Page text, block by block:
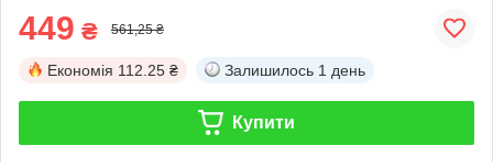
449 ₴ 561,25 ₴
Економія 112.25 ₴ Залишилось 1 день
Купити